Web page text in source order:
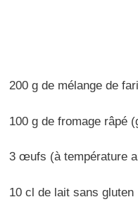
200 g de mélange de
100 g de fromage râpé
3 œufs (à température
10 cl de lait sans gluten